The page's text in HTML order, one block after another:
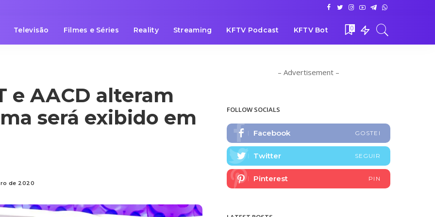
Televisão Filmes e Séries Reality Streaming KFTV Podcast KFTV Bot 0
e AACD alteram
será exibido em
de 2020
– Advertisement –
FOLLOW SOCIALS
Facebook GOSTEI
Twitter SEGUIR
Pinterest PIN